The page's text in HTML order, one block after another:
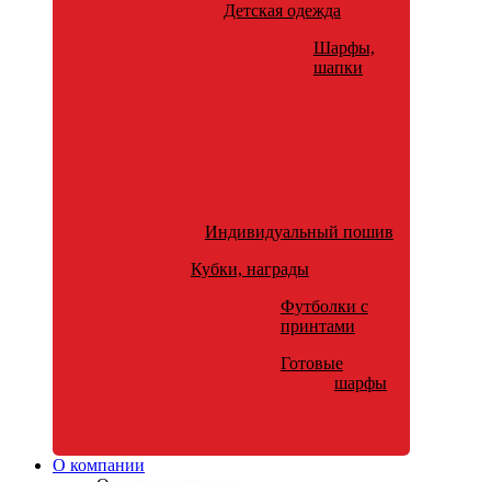
Детская одежда
Шарфы,
шапки
Индивидуальный пошив
Кубки, награды
Футболки с
принтами
Готовые
шарфы
О компании